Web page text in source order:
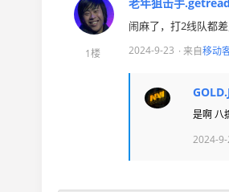
1楼
闹麻了，打2线队都
2024-9-23 · 来自移动
是啊 八
2024-